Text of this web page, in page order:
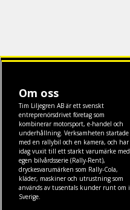
Om oss
Tim Liljegren AB är ett svenskt
entreprenörsdrivet företag som
kombinerar motorsport, e-handel och
underhållning. Verksamheten startade
med en rallybil och en kamera, och har
idag vuxit till ett starkt varumärke med
egen bilvårdsserie (Rally-Rent),
dryckesvarumärken som Rally-Cola,
kläder, maskineroch utrustning som
används av tusentals kunder runt om i
Sverige.